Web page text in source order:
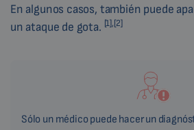
En algunos casos, también puede
un ataque de gota. [1],[2]
Sólo un médico puede hacer un